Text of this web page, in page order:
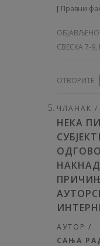
[ Правни
ОБЈАВЉЕНО:
СВЕСКА 7-9,
ОТВОРИТЕ
ЧЛАНАК /
НЕКА
АУТОР /
САЊА